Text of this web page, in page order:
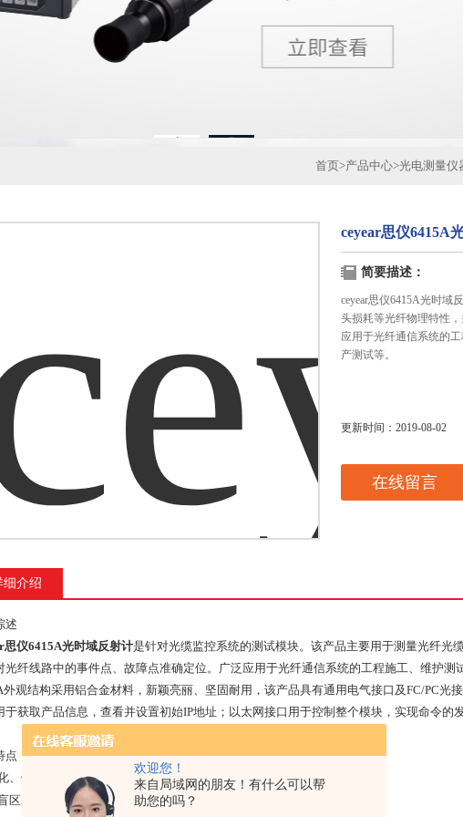
欢迎您！
来自局域网的朋友！有什么可以帮
助您的吗？
1
2
首页>产品中心>光电测量仪
ceyear思仪6415A
简要描述：
ceyear思仪6415A光时域
头损耗等光纤物理特性
应用于光纤通信系统的
产测试等。
更新时间： 2019-08-02
在线留言
细介绍
述
思仪6415A光时域反射计是针对光缆监控系统的测试模块。该产品主要用于测量光纤光
光纤线路中的事件点、故障点准确定位。广泛应用于光纤通信系统的工程施工、维护测
外观结构采用铝合金材料，新颖亮丽、坚固耐用，该产品具有通用电气接口及FC/PC光
于获取产品信息，查看并设置初始IP地址；以太网接口用于控制整个模块，实现命令的
点
、体积小、重量轻、便于携带；
区≤
，测试光纤跳线轻松自如；